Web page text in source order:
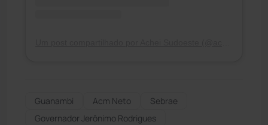
Guanambi Acm Neto
Sebrae
Governador Jerônimo Rodrigues